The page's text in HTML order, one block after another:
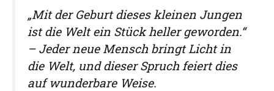
„Mit der Geburt dieses kleinen Jungen
ist die Welt ein Stück heller geworden.“
– Jeder neue Mensch bringt Licht in
die Welt, und dieser Spruch feiert dies
auf wunderbare Weise.